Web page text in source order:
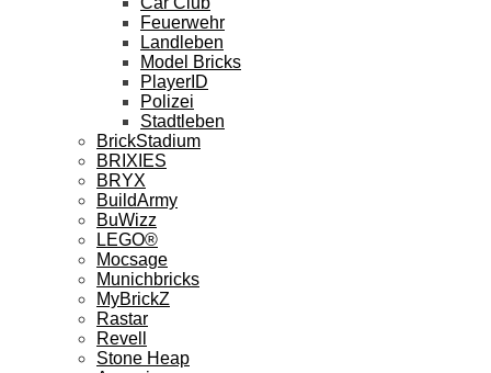
Feuerwehr
Landleben
Model Bricks
PlayerID
Polizei
Stadtleben
BrickStadium
BRIXIES
BRYX
BuildArmy
BuWizz
LEGO®
Mocsage
Munichbricks
MyBrickZ
Rastar
Revell
Stone Heap